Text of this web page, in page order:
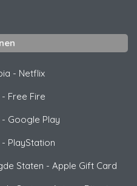
- Netflix
- Free Fire
- Google Play
- PlayStation
Staten - Apple Gift Card